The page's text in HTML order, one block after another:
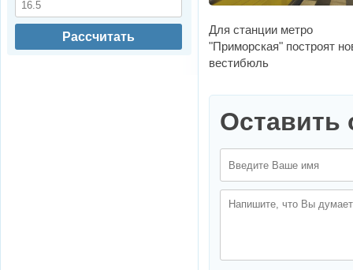
Для станции метро
"Приморская" построят
вестибюль
Оставить
Рассчитать